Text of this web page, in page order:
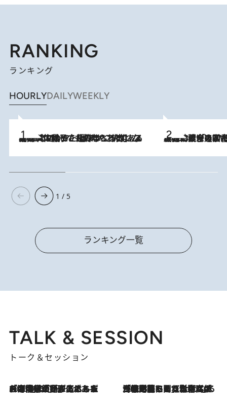
RANKING
ランキング
HOURLYDAILYWEEKLY
2026.8.5
【阿川佐和子さんの年とる力】なぜ70代で始めた趣味は“こんなに楽しい”のか？ ピアノ、俳句…スランプに陥っても続けられる“ある秘訣”とは 2026.8.3
慶應幼稚舎の図書室からテレビの世界に飛び込んだ阿川佐和子（72）
1 / 5
ランキング一覧
TALK & SESSION
トーク＆セッション
2026.8.3
「今後値上げがあるとすれば…」「リスクがあるのは今年の冬」エネルギー専門家が語る、ホルムズ海峡封鎖が家庭にもたらす“ある心配” 2026.8.3
「住宅建てられない…」「サーチャージ料の高値が続いている」ホルムズ海峡封鎖による影響はいつまで続く？《エネルギー専門家に聞く“どうなる日本の暮らし”》